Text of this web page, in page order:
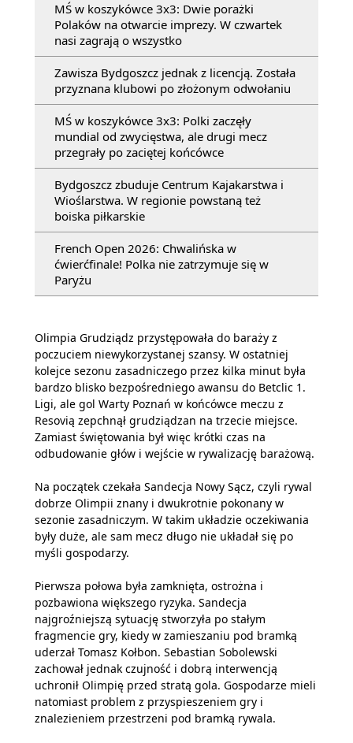
MŚ w koszykówce 3x3: Dwie porażki
Polaków na otwarcie imprezy. W czwartek
nasi zagrają o wszystko
Zawisza Bydgoszcz jednak z licencją. Została
przyznana klubowi po złożonym odwołaniu
MŚ w koszykówce 3x3: Polki zaczęły
mundial od zwycięstwa, ale drugi mecz
przegrały po zaciętej końcówce
Bydgoszcz zbuduje Centrum Kajakarstwa i
Wioślarstwa. W regionie powstaną też
boiska piłkarskie
French Open 2026: Chwalińska w
ćwierćfinale! Polka nie zatrzymuje się w
Paryżu
Olimpia Grudziądz przystępowała do baraży z
poczuciem niewykorzystanej szansy. W ostatniej
kolejce sezonu zasadniczego przez kilka minut była
bardzo blisko bezpośredniego awansu do Betclic 1.
Ligi, ale gol Warty Poznań w końcówce meczu z
Resovią zepchnął grudziądzan na trzecie miejsce.
Zamiast świętowania był więc krótki czas na
odbudowanie głów i wejście w rywalizację barażową.
Na początek czekała Sandecja Nowy Sącz, czyli rywal
dobrze Olimpii znany i dwukrotnie pokonany w
sezonie zasadniczym. W takim układzie oczekiwania
były duże, ale sam mecz długo nie układał się po
myśli gospodarzy.
Pierwsza połowa była zamknięta, ostrożna i
pozbawiona większego ryzyka. Sandecja
najgroźniejszą sytuację stworzyła po stałym
fragmencie gry, kiedy w zamieszaniu pod bramką
uderzał Tomasz Kołbon. Sebastian Sobolewski
zachował jednak czujność i dobrą interwencją
uchronił Olimpię przed stratą gola. Gospodarze mieli
natomiast problem z przyspieszeniem gry i
znalezieniem przestrzeni pod bramką rywala.